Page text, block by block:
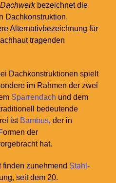
Dachwerkbezeichnet die
Dachkonstruktion.
Alternativbezeichnung für
tragenden
Dachkonstruktionen spielt
im Rahmen der zwei
Sparrendach und dem
bedeutende
ist Bambus, der in
der
hat.
finden zunehmend Stahl -
seit dem 20.